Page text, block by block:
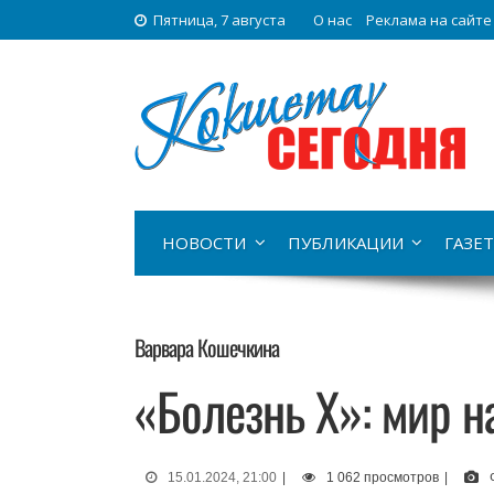
Пятница, 7 августа О нас Реклама на сайте
НОВОСТИ ПУБЛИКАЦИИ
Варвара Кошечкина
«Болезнь Х»: мир
15.01.2024, 21:00 1 062 просмотров